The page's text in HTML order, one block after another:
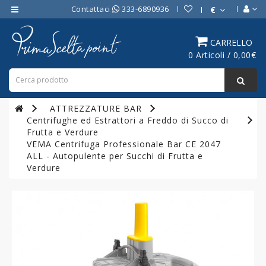
Contattaci 333-6890936 €
CARRELLO
0 Articoli / 0,00€
Category
ATTREZZATURE
BAR
ATTREZZATURE
PROFESSIONALI
CUCINA
LINEA
ATTREZZATURE BAR
Centrifughe ed Estrattori a Freddo di Succo di
Frutta e Verdure
VEMA Centrifuga Professionale Bar CE 2047
ALL - Autopulente per Succhi di Frutta e
Verdure